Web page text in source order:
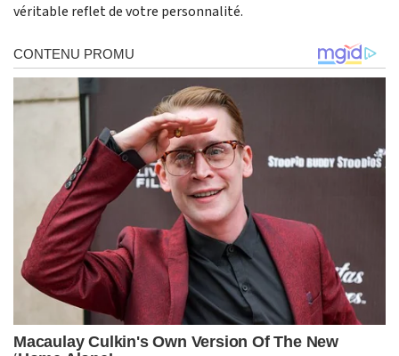
véritable reflet de votre personnalité.